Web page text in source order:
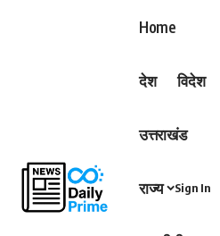
Home
देश विदेश
उत्तराखंड
राज्य Sign In